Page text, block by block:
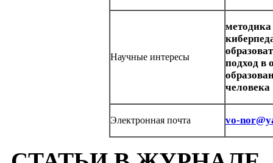
Научные интересы
подход в
человека
Электронная почта vo-